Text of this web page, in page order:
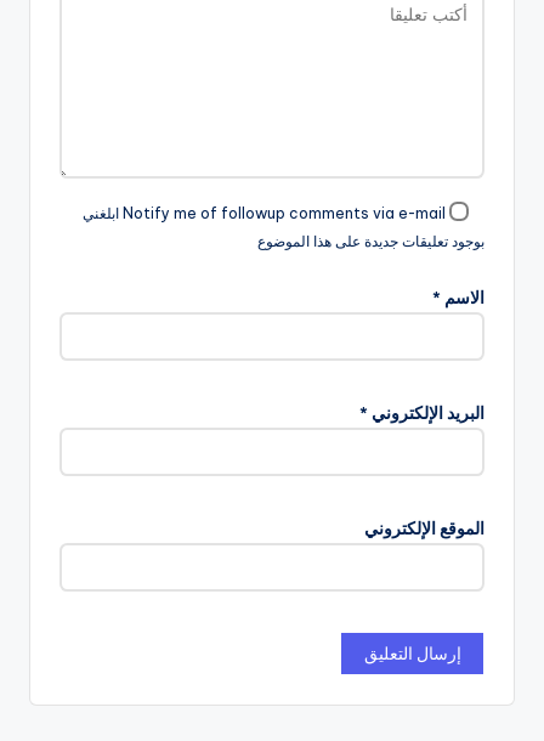
Notify me of followup comments via e-mail ابلغني
بوجود تعليقات جديدة على هذا الموضوع
الاسم *
البريد الإلكتروني *
الموقع الإلكتروني